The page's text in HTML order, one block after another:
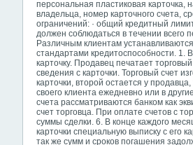
персональная пластиковая
владельца, номер карточного счета,
ограничений: · общий кредитный
должен соблюдаться в течении всего
Различным клиентам
стандартами кредитоспособности. 1.
карточку. Продавец печатает торговый
сведения с карточки. Торговый счет
карточки, второй остается у
своего клиента ежедневно или в
счета рассматриваются банком как
счет торговца. При оплате счетов с
суммы сделки. 6. В конце каждого
карточки специальную выписку с его
так же сумм и сроков погашения